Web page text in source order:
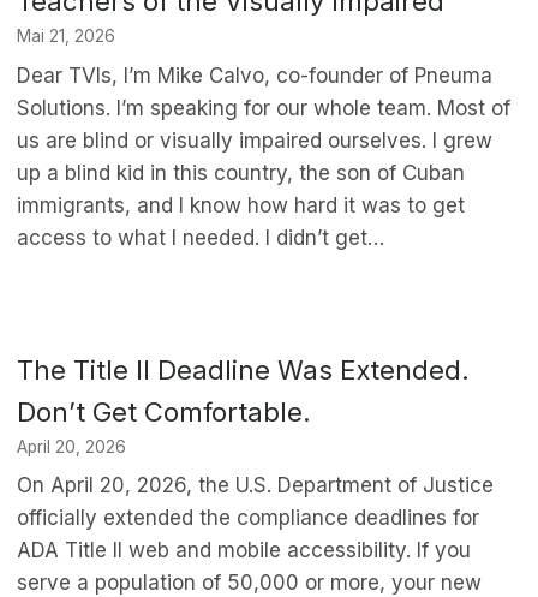
Mai 21, 2026
Dear TVIs, I’m Mike Calvo, co-founder of Pneuma
Solutions. I’m speaking for our whole team. Most of
us are blind or visually impaired ourselves. I grew
up a blind kid in this country, the son of Cuban
immigrants, and I know how hard it was to get
access to what I needed. I didn’t get…
The Title II Deadline Was Extended.
Don’t Get Comfortable.
April 20, 2026
On April 20, 2026, the U.S. Department of Justice
officially extended the compliance deadlines for
ADA Title II web and mobile accessibility. If you
serve a population of 50,000 or more, your new